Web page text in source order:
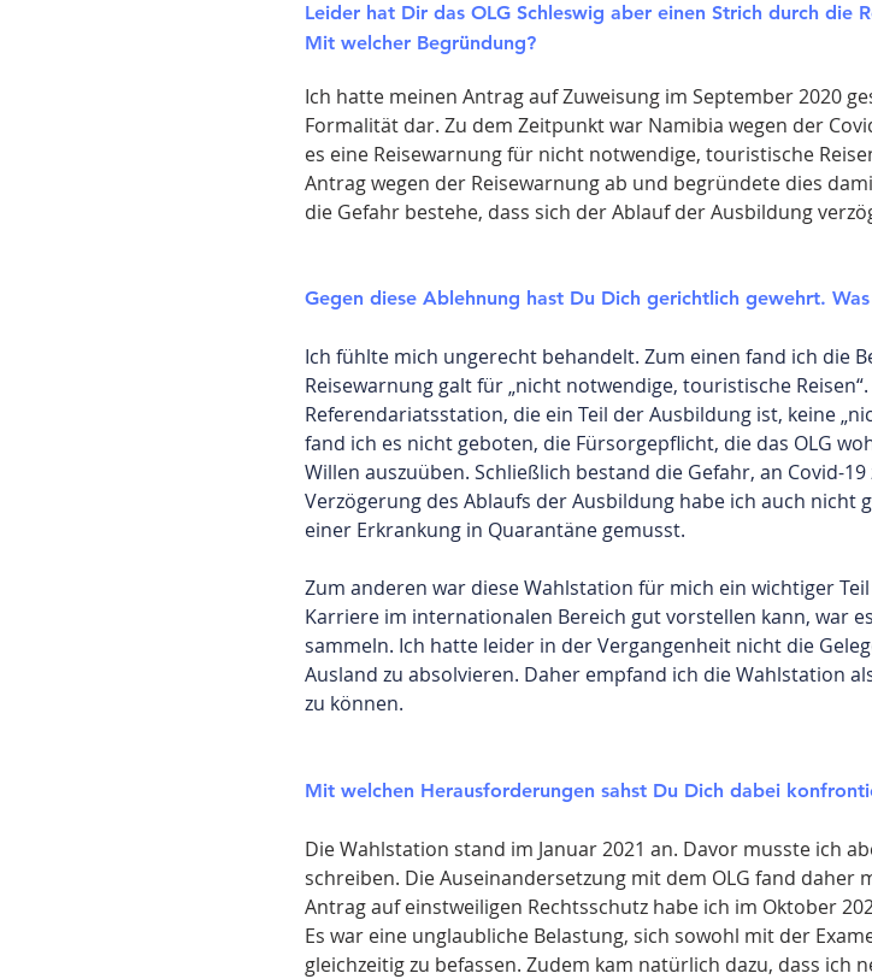
Leider hat Dir das OLG Schleswig aber einen Strich durch die
Mit welcher Begründung?
Ich hatte meinen Antrag auf Zuweisung im September 2020
Formalität dar. Zu dem Zeitpunkt war Namibia wegen der
es eine Reisewarnung für nicht notwendige, touristische
Antrag wegen der Reisewarnung ab und begründete dies
die Gefahr bestehe, dass sich der Ablauf der Ausbildung
Gegen diese Ablehnung hast Du Dich gerichtlich gewehrt.
Ich fühlte mich ungerecht behandelt. Zum einen fand ich die
Reisewarnung galt für „nicht notwendige, touristische
Referendariatsstation, die ein Teil der Ausbildung ist, keine
fand ich es nicht geboten, die Fürsorgepflicht, die das OLG
Willen auszuüben. Schließlich bestand die Gefahr, an Covid-
Verzögerung des Ablaufs der Ausbildung habe ich auch nicht
einer Erkrankung in Quarantäne gemusst.
Zum anderen war diese Wahlstation für mich ein wichtiger
Karriere im internationalen Bereich gut vorstellen kann, war
sammeln. Ich hatte leider in der Vergangenheit nicht die
Ausland zu absolvieren. Daher empfand ich die Wahlstation
zu können.
Mit welchen Herausforderungen sahst Du Dich dabei
Die Wahlstation stand im Januar 2021 an. Davor musste ich
schreiben. Die Auseinandersetzung mit dem OLG fand
Antrag auf einstweiligen Rechtsschutz habe ich im Oktober
Es war eine unglaubliche Belastung, sich sowohl mit der
gleichzeitig zu befassen. Zudem kam natürlich dazu, dass